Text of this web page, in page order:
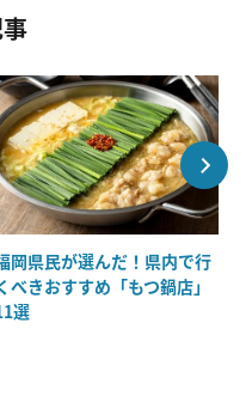
岡県民が選んだ！県内で行
べきおすすめ「もつ鍋店」
選